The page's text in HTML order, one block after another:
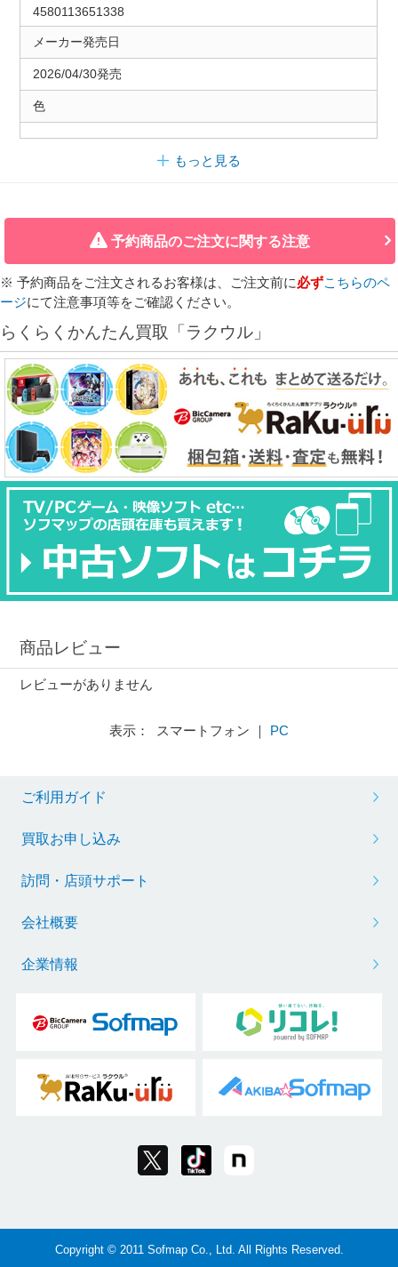
4580113651338
メーカー発売日
2026/04/30発売
色
もっと見る
予約商品のご注文に関する注意
※ 予約商品をご注文されるお客様は、ご注文前に必ずこちらのペ
ージにて注意事項等をご確認ください。
らくらくかんたん買取「ラクウル」
商品レビュー
レビューがありません
表示： スマートフォン ｜ PC
ご利用ガイド
買取お申し込み
訪問・店頭サポート
会社概要
企業情報
Copyright © 2011 Sofmap Co., Ltd. All Rights Reserved.